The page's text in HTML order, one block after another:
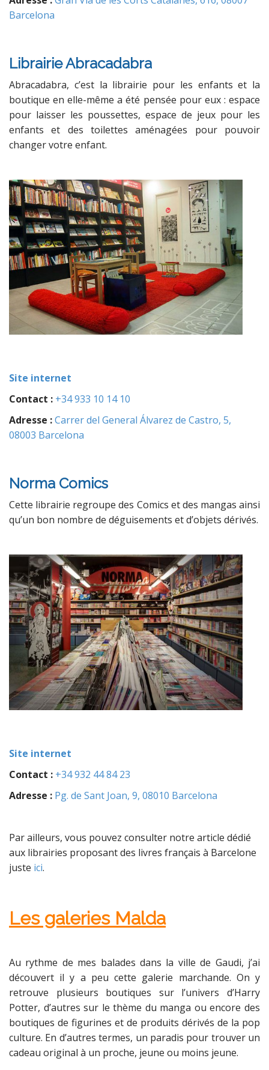
Barcelona
Librairie Abracadabra
Abracadabra, c’est la librairie pour les enfants et la
boutique en elle-même a été pensée pour eux : espace
pour laisser les poussettes, espace de jeux pour les
enfants et des toilettes aménagées pour pouvoir
changer votre enfant.
Site internet
Contact : +34 933 10 14 10
Adresse :Carrer del General Álvarez de Castro, 5,
08003 Barcelona
Norma Comics
Cette librairie regroupe des Comics et des mangas ainsi
qu’un bon nombre de déguisements et d’objets dérivés.
Site internet
Contact : +34 932 44 84 23
Adresse : Pg. de Sant Joan, 9, 08010 Barcelona
Par ailleurs, vous pouvez consulter notre article dédié
aux librairies proposant des livres français à Barcelone
juste ici.
Les galeries Malda
Au rythme de mes balades dans la ville de Gaudi, j’ai
découvert il y a peu cette galerie marchande. On y
retrouve plusieurs boutiques sur l’univers d’Harry
Potter, d’autres sur le thème du manga ou encore des
boutiques de figurines et de produits dérivés de la pop
culture. En d’autres termes, un paradis pour trouver un
cadeau original à un proche, jeune ou moins jeune.